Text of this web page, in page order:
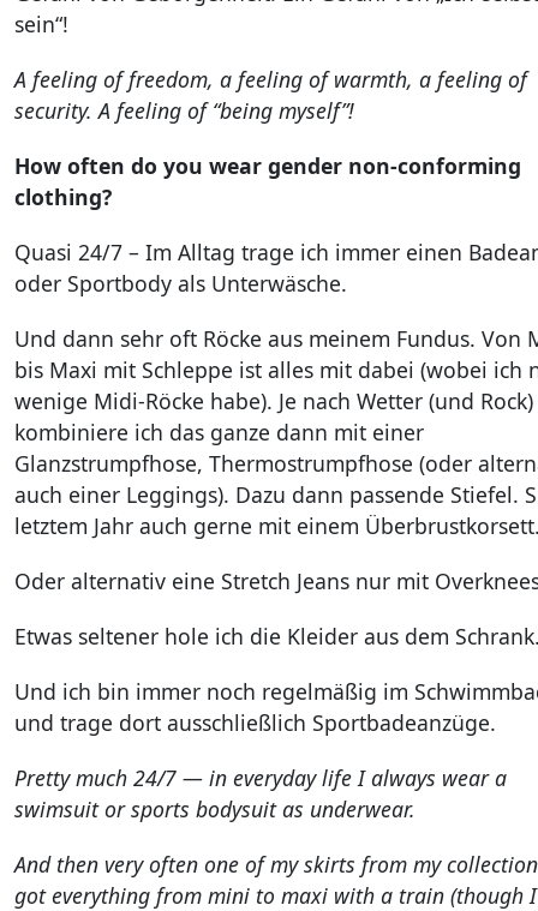
sein“!
A feeling of freedom, a feeling of warmth, a feeling of
security. A feeling of “being myself”!
How often do you wear gender non-conforming
clothing?
Quasi 24/7 – Im Alltag trage ich immer einen
oder Sportbody als Unterwäsche.
Und dann sehr oft Röcke aus meinem Fundus. Von
bis Maxi mit Schleppe ist alles mit dabei (wobei ich
wenige Midi-Röcke habe). Je nach Wetter (und Rock)
kombiniere ich das ganze dann mit einer
Glanzstrumpfhose, Thermostrumpfhose (oder
auch einer Leggings). Dazu dann passende Stiefel.
letztem Jahr auch gerne mit einem
Oder alternativ eine Stretch Jeans nur mit
Etwas seltener hole ich die Kleider aus dem
Und ich bin immer noch regelmäßig im
und trage dort ausschließlich Sportbadeanzüge.
Pretty much 24/7 — in everyday life I always wear a
swimsuit or sports bodysuit as underwear.
And then very often one of my skirts from my
got everything from mini to maxi with a train (though